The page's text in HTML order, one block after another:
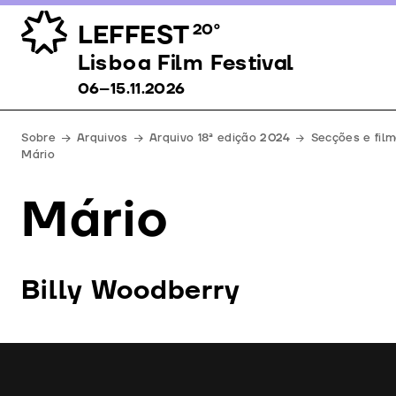
LEFFEST20º
Lisboa Film Festival 06–15.11.2026
Lisboa Film Festival
06–15.11.2026
Sobre Arquivos Arquivo 18ª edição 2024 Secções e
Mário
Mário
Billy Woodberry